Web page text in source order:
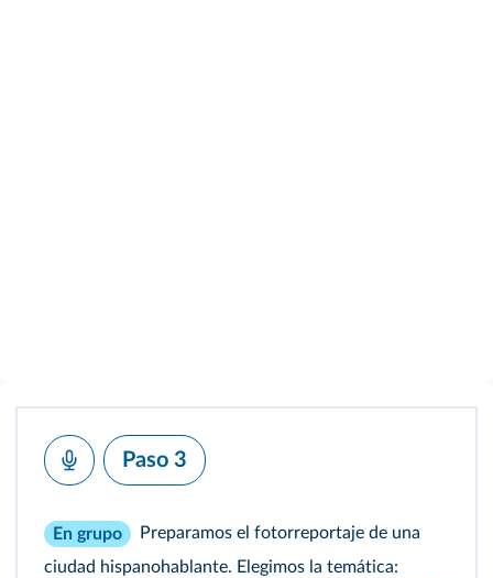
Paso 3
En grupo
Preparamos el fotorreportaje de una
ciudad hispanohablante. Elegimos la temática: